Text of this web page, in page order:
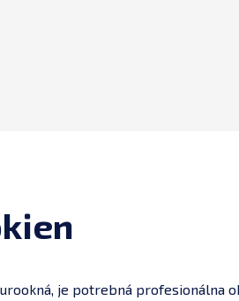
je potrebná profesionálna